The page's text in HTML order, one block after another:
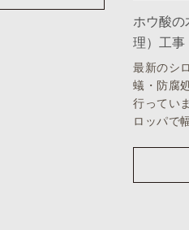
ホウ酸の
理）工事
最新のシ
蟻・防腐
行ってい
ロッパで